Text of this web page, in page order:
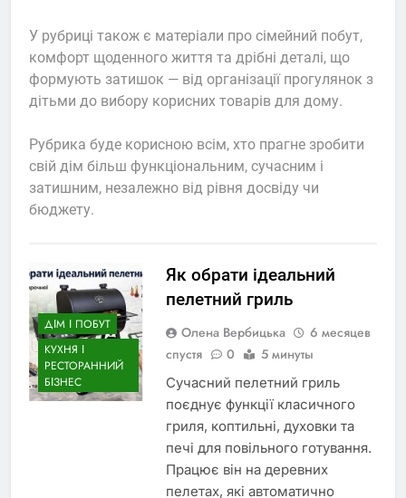
У рубриці також є матеріали про сімейний побут,
комфорт щоденного життя та дрібні деталі, що
формують затишок — від організації прогулянок з
дітьми до вибору корисних товарів для дому.
Рубрика буде корисною всім, хто прагне зробити
свій дім більш функціональним, сучасним і
затишним, незалежно від рівня досвіду чи
бюджету.
ДІМ І ПОБУТ
КУХНЯ І
РЕСТОРАННИЙ
БІЗНЕС
Як обрати ідеальний
пелетний гриль
Олена Вербицька
6 месяцев
спустя
0 5 минуты
Сучасний пелетний гриль
поєднує функції класичного
гриля, коптильні, духовки та
печі для повільного готування.
Працює він на деревних
пелетах, які автоматично